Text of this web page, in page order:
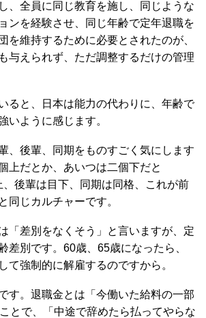
、全員に同じ教育を施し、同じような
ンを経験させ、同じ年齢で定年退職を
を維持するために必要とされたのが、
与えられず、ただ調整するだけの管理
と、日本は能力の代わりに、年齢で
いように感じます。
、後輩、同期をものすごく気にします
上だとか、あいつは二個下だと
、後輩は目下、同期は同格、これが前
同じカルチャーです。
「差別をなくそう」と言いますが、定
差別です。60歳、65歳になったら、
て強制的に解雇するのですから。
す。退職金とは「今働いた給料の一部
とで、「中途で辞めたら払ってやらな